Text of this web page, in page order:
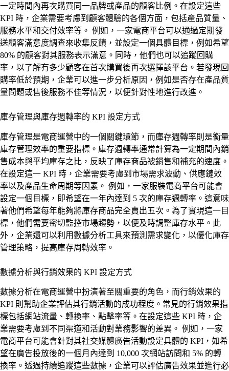
一定時間內再次購買同一品牌或產品的顧客比例。在設定這些
KPI 時，企業需要考慮到顧客體驗的各個方面，包括產品質量、
服務水平和交付效率等。 例如，一家電商平台可以通過定期發
送顧客滿意度調查來收集反饋，並設定一個具體目標，例如希望
80% 的顧客對其服務表示滿意。同時，他們也可以追蹤回購
率，以了解有多少顧客在首次購買後再次選擇該平台。若發現回
購率低於預期，企業可以進一步分析原因，例如是否存在產品質
量問題或售後服務不佳等情況，以便針對性地進行改進。
庫存管理與庫存週轉率的 KPI 設定方式
庫存管理是電商運營中的一個關鍵環節，而庫存週轉率則是衡量
庫存管理效率的重要指標。庫存週轉率通常計算為一定期間內銷
售成本與平均庫存之比，反映了庫存商品被銷售和補充的速度。
在設定這一 KPI 時，企業需要考慮到市場需求波動、供應鏈效
率以及產品生命周期等因素。 例如，一家服裝電商平台可能會
設定一個目標，即希望在一年內達到 5 次的庫存週轉率。這意味
著他們希望每年能夠將庫存商品完全賣出五次。為了實現這一目
標，他們需要密切監控市場趨勢，以便及時調整庫存水平。此
外，企業還可以利用數據分析工具來預測需求變化，以優化庫存
管理策略，提高庫存周轉效率。
數據分析與行銷效果的 KPI 設定方式
數據分析在電商運營中扮演著至關重要的角色，而行銷效果的
KPI 則幫助企業評估其行銷活動的成功程度。常見的行銷效果指
標包括網站流量、轉換率、點擊率等。在設定這些 KPI 時，企
業需要考慮到不同渠道和活動對業務影響的差異。 例如，一家
電商平台可能會針對其社交媒體廣告活動設定具體的 KPI，如希
望在廣告投放後的一個月內達到 10,000 次網站訪問和 5% 的轉
換率。透過持續追蹤這些數據，企業可以評估廣告效果並進行必